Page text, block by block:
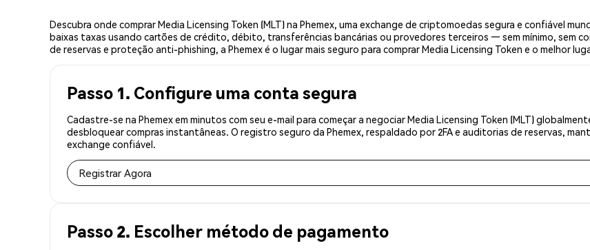
Descubra onde comprar Media Licensing Token (MLT) na Phemex, uma exchange de criptomoedas segura e confiável
baixas taxas usando cartões de crédito, débito, transferências bancárias ou provedores terceiros — sem mínimo, sem
de reservas e proteção anti-phishing, a Phemex é o lugar mais seguro para comprar Media Licensing Token e o melhor
Passo 1. Configure uma conta segura
Cadastre-se na Phemex em minutos com seu e-mail para começar a negociar Media Licensing Token (MLT)
desbloquear compras instantâneas. O registro seguro da Phemex, respaldado por 2FA e auditorias de reservas,
exchange confiável.
Registrar Agora
Passo 2. Escolher método de pagamento